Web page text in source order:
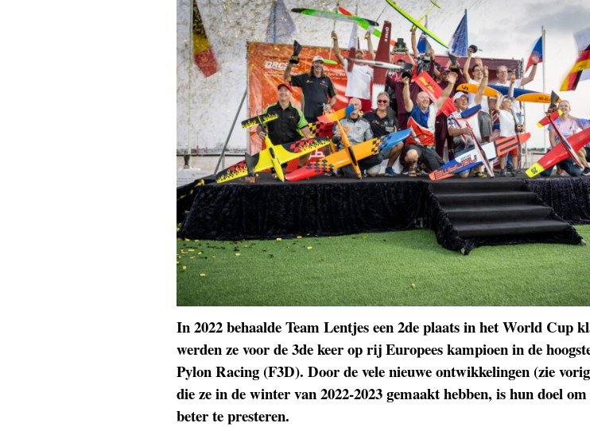
In 2022 behaalde Team Lentjes een 2de plaats in het World Cup
werden ze voor de 3de keer op rij Europees kampioen in de
Pylon Racing (F3D). Door de vele nieuwe ontwikkelingen (zie
die ze in de winter van 2022-2023 gemaakt hebben, is hun doel
beter te presteren.